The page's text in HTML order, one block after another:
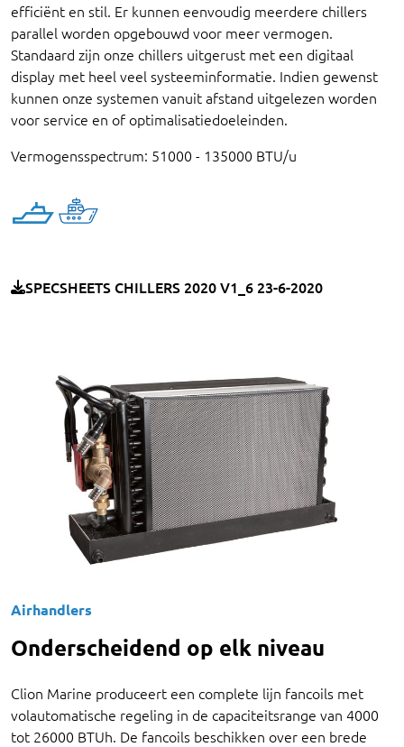
efficiënt en stil. Er kunnen eenvoudig meerdere chillers
parallel worden opgebouwd voor meer vermogen.
Standaard zijn onze chillers uitgerust met een digitaal
display met heel veel systeeminformatie. Indien gewenst
kunnen onze systemen vanuit afstand uitgelezen worden
voor service en of optimalisatiedoeleinden.
Vermogensspectrum: 51000 - 135000 BTU/u
SPECSHEETS CHILLERS 2020 V1_6 23-6-2020
Airhandlers
Onderscheidend op elk niveau
Clion Marine produceert een complete lijn fancoils met
volautomatische regeling in de capaciteitsrange van 4000
tot 26000 BTUh. De fancoils beschikken over een brede